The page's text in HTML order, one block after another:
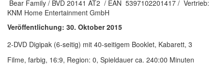
Bear Family / BVD 20141 AT2 / EAN 5397102201417 / Vertrieb:
KNM Home Entertainment GmbH
Veröffentlichung: 30. Oktober 2015
2-DVD Digipak (6-seitig) mit 40-seitigem Booklet, Kabarett, 3
Filme, farbig, 16:9, Region: 0, Spieldauer ca. 240:00 Minuten